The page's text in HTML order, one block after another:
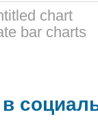
chart
bar charts